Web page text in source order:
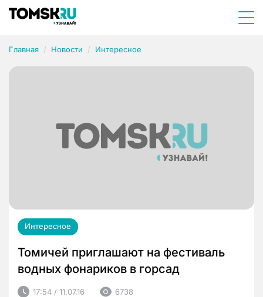
Главная Новости Интересное
Интересное
Томичей приглашают на фестиваль
водных фонариков в горсад
17:54 / 11.07.16 6738